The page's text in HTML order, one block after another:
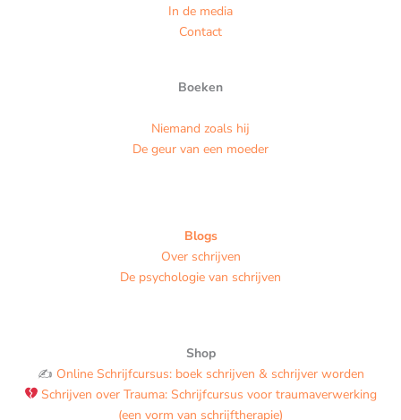
In de media
Contact
Boeken
Niemand zoals hij
De geur van een moeder
Blogs
Over schrijven
De psychologie van schrijven
Shop
✍️ Online Schrijfcursus: boek schrijven & schrijver worden
Schrijven over Trauma: Schrijfcursus voor traumaverwerking
(een vorm van schrijftherapie)